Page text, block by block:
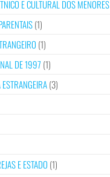
E CULTURAL DOS MENORES
(1)
(1)
DE 1997 (1)
(3)
E ESTADO (1)